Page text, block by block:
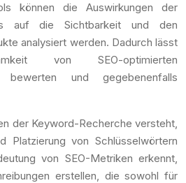
können die Auswirkungen der
auf die Sichtbarkeit und den
analysiert werden. Dadurch lässt
von SEO-optimierten
bewerten und gegebenenfalls
der Keyword-Recherche versteht,
Platzierung von Schlüsselwörtern
von SEO-Metriken erkennt,
erstellen, die sowohl für